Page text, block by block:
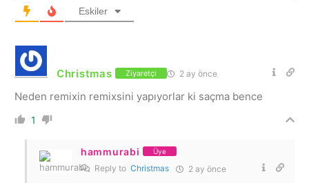
Eskiler
Christmas Ziyaretçi 2 ay önce
Neden remixin remixsini yapıyorlar ki saçma bence
1
hammurabi Üye
Reply to Christmas 2 ay önce